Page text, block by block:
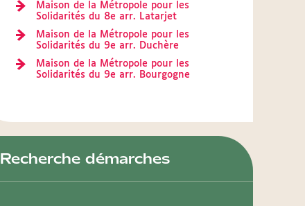
Maison de la Métropole pour les
Solidarités du 8e arr. Latarjet
Maison de la Métropole pour les
Solidarités du 9e arr. Duchère
Maison de la Métropole pour les
Solidarités du 9e arr. Bourgogne
Recherche démarches